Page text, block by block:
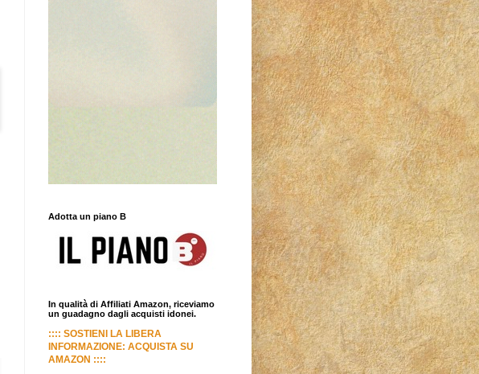
Adotta un piano B
In qualità di Affiliati Amazon, riceviamo
un guadagno dagli acquisti idonei.
:::: SOSTIENI LA LIBERA
INFORMAZIONE: ACQUISTA SU
AMAZON ::::